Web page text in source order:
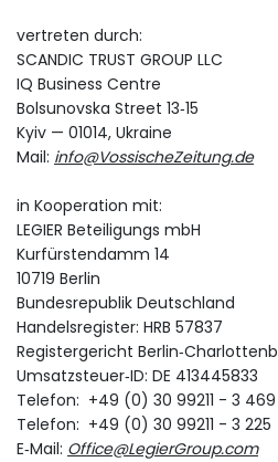
vertreten durch:
SCANDIC TRUST GROUP LLC
IQ Business Centre
Bolsunovska Street 13‑15
Kyiv — 01014, Ukraine
Mail: info@VossischeZeitung.de
in Kooperation mit:
LEGIER Beteiligungs mbH
Kurfürstendamm 14
10719 Berlin
Bundesrepublik Deutschland
Handelsregister: HRB 57837
Registergericht
Umsatzsteuer‑ID: DE 413445833
Telefon: +49 (0) 30 99211 - 3 469
Telefon: +49 (0) 30 99211 - 3 225
E‑Mail: Office@LegierGroup.com